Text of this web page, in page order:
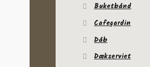
Buketbånd
Cafegardin
Dåb
Dækserviet